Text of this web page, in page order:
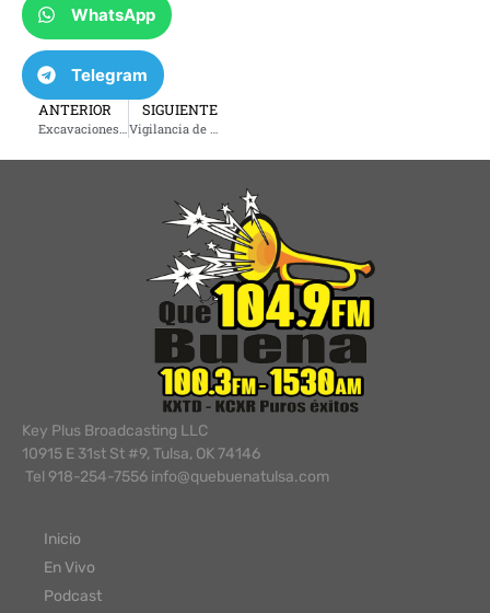
WhatsApp
Telegram
ANTERIOR
Excavaciones buscando víctimas sin identitificar de masacre racial de Tulsa en 1921
SIGUIENTE
Vigilancia de cámaras en Tulsa en aumento
Key Plus Broadcasting LLC
10915 E 31st St #9, Tulsa, OK 74146
Tel 918-254-7556 info@quebuenatulsa.com
Inicio
En Vivo
Podcast